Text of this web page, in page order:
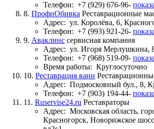
Телефон: +7 (929) 676-96-
8. ПрофиОбивка Реставрационные
Адрес: ул. Королёва, 6,
Телефон: +7 (993) 921-26-
9. Аваклинс сервисная компания
Адрес: ул. Игоря Мерлушкина,
Телефон: +7 (968) 519-09-
Время работы: Круглосуточно
10. Реставрация ванн
Адрес: Подмосковный бул., 8,
Телефон: +7 (903) 194-44-
11. Ruservise24.ru Реставраторы
Адрес: Московская область,
Красногорск, Новорижское